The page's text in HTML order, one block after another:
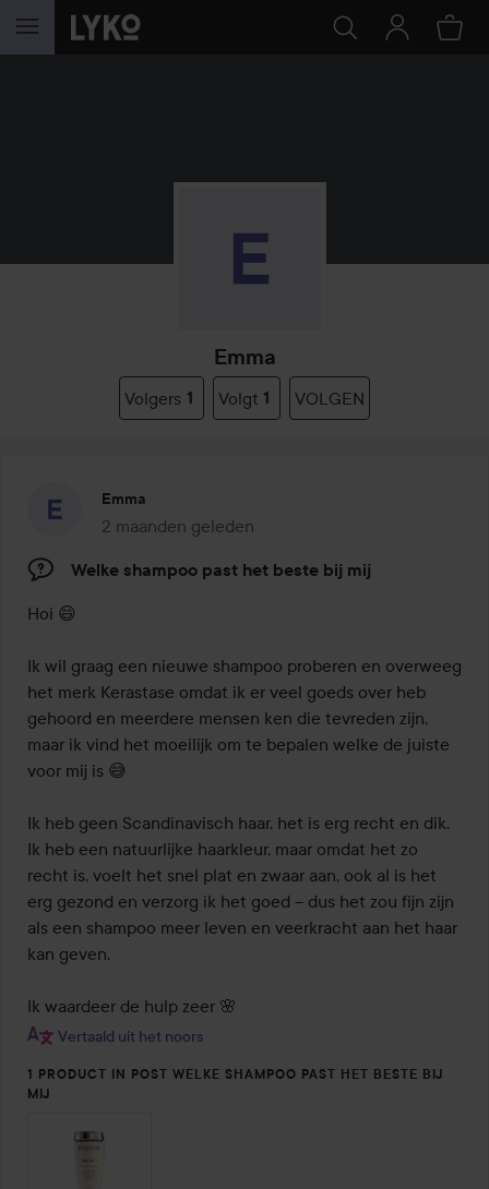
GA NAAR INHOUD
Emma
Volgers 1 Volgt 1 VOLGEN
Emma
2 maanden geleden
Het bericht is gemaakt 2 maanden geleden
Welke shampoo past het beste bij mij
Hoi 😄
Ik wil graag een nieuwe shampoo proberen en overweeg
het merk Kerastase omdat ik er veel goeds over heb
gehoord en meerdere mensen ken die tevreden zijn,
maar ik vind het moeilijk om te bepalen welke de juiste
voor mij is 😅
Ik heb geen Scandinavisch haar, het is erg recht en dik.
Ik heb een natuurlijke haarkleur, maar omdat het zo
recht is, voelt het snel plat en zwaar aan, ook al is het
erg gezond en verzorg ik het goed – dus het zou fijn zijn
als een shampoo meer leven en veerkracht aan het haar
kan geven.
Ik waardeer de hulp zeer 🌸
Vertaald uit het noors
1 PRODUCT IN POST WELKE SHAMPOO PAST HET BESTE BIJ
MIJ